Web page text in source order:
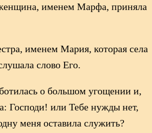
именем Марфа, приняла
именем Мария, которая села
слово Его.
о большом угощении и,
Господи! или Тебе нужды нет,
меня оставила служить?